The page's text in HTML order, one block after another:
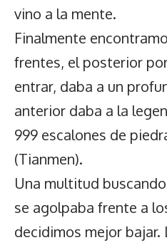
vino a la mente.
Finalmente
frentes, el posterior
entrar, daba a un
anterior daba a la
999 escalones de
(Tianmen).
Una multitud
se agolpaba frente a
decidimos mejor bajar.